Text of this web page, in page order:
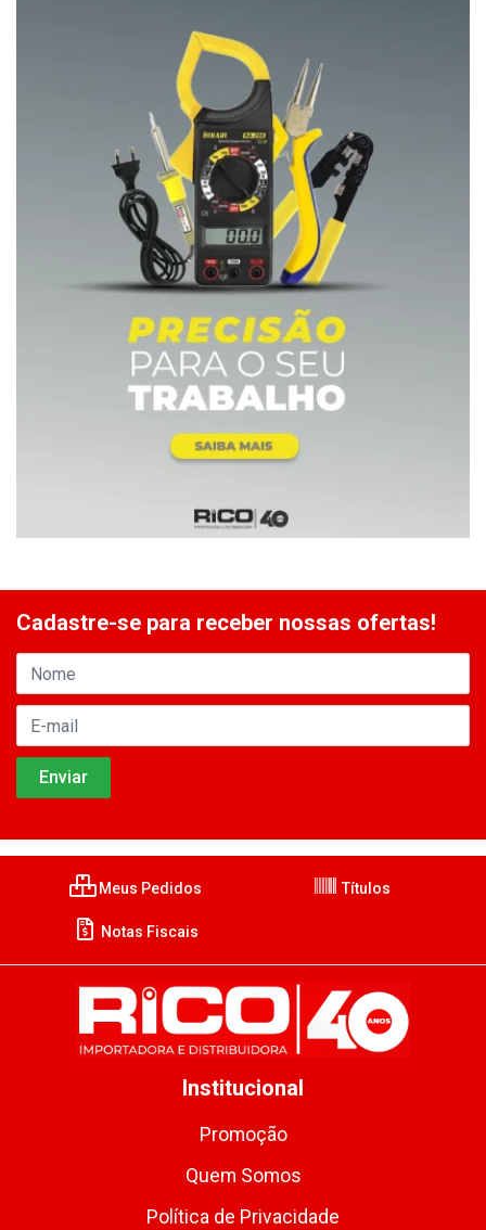
Cadastre-se para receber nossas ofertas!
Meus Pedidos Títulos
Notas Fiscais
Institucional
Promoção
Quem Somos
Política de Privacidade